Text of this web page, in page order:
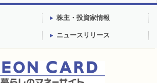
株主・投資家情報
ニュースリリース